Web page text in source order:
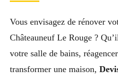
Vous envisagez de rénover
Châteauneuf Le Rouge ?
votre salle de bains,
transformer une maison,